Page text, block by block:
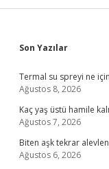
Sidebar
Son Yazılar
Termal su spreyi ne için
Ağustos 8, 2026
Kaç yaş üstü hamile
Ağustos 7, 2026
Biten aşk tekrar
Ağustos 6, 2026